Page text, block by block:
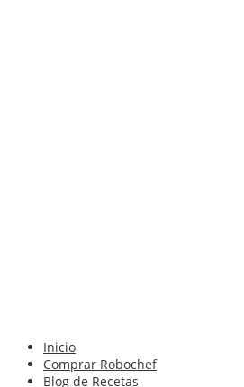
Inicio
Comprar Robochef
Blog de Recetas